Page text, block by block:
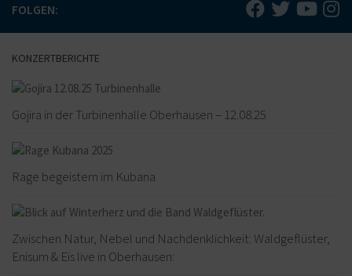
FOLGEN:
KONZERTBERICHTE
Gojira in der Turbinenhalle Oberhausen – 12.08.25
Rage begeistern im Kubana
Zwischen Natur, Nebel und Nachdenklichkeit: Waldgeflüster,
Enisum & Eïs live in Oberhausen: